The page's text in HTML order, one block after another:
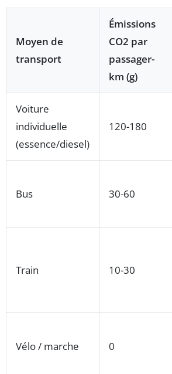
Moyen de
transport
Émissions
CO2 par
passager-
km (g)
Voiture
individuelle
(essence/diesel)
120-180
Bus 30-60
Train 10-30
Vélo / marche 0